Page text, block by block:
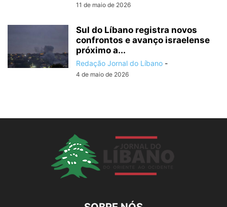
11 de maio de 2026
Sul do Líbano registra novos
confrontos e avanço israelense
próximo a...
Redação Jornal do Líbano -
4 de maio de 2026